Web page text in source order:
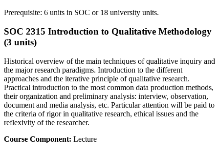
Prerequisite: 6 units in SOC or 18 university units.
SOC 2315 Introduction to Qualitative Methodology
(3 units)
Historical overview of the main techniques of qualitative inquiry and
the major research paradigms. Introduction to the different
approaches and the iterative principle of qualitative research.
Practical introduction to the most common data production methods,
their organization and preliminary analysis: interview, observation,
document and media analysis, etc. Particular attention will be paid to
the criteria of rigor in qualitative research, ethical issues and the
reflexivity of the researcher.
Course Component: Lecture